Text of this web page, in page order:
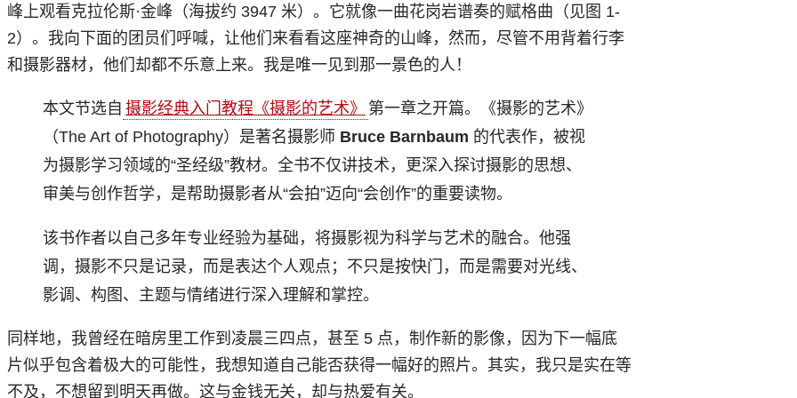
峰上观看克拉伦斯·金峰（海拔约 3947 米）。它就像一曲花岗岩谱奏的赋格曲（见图 1-
2）。我向下面的团员们呼喊，让他们来看看这座神奇的山峰，然而，尽管不用背着行李
和摄影器材，他们却都不乐意上来。我是唯一见到那一景色的人！
本文节选自 摄影经典入门教程《摄影的艺术》
第一章之开篇。《摄影的艺术》
（The Art of Photography）是著名摄影师 Bruce Barnbaum 的代表作，被视
为摄影学习领域的“圣经级”教材。全书不仅讲技术，更深入探讨摄影的思想、
审美与创作哲学，是帮助摄影者从“会拍”迈向“会创作”的重要读物。
该书作者以自己多年专业经验为基础，将摄影视为科学与艺术的融合。他强
调，摄影不只是记录，而是表达个人观点；不只是按快门，而是需要对光线、
影调、构图、主题与情绪进行深入理解和掌控。
同样地，我曾经在暗房里工作到凌晨三四点，甚至 5 点，制作新的影像，因为下一幅底
片似乎包含着极大的可能性，我想知道自己能否获得一幅好的照片。其实，我只是实在等
不及，不想留到明天再做。这与金钱无关，却与热爱有关。